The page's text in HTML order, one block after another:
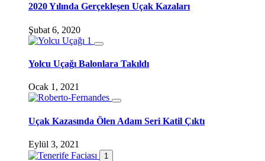
2020 Yılında Gerçekleşen Uçak Kazaları
Şubat 6, 2020
Yolcu Uçağı Balonlara Takıldı
Ocak 1, 2021
Uçak Kazasında Ölen Adam Seri Katil Çıktı
Eylül 3, 2021
1